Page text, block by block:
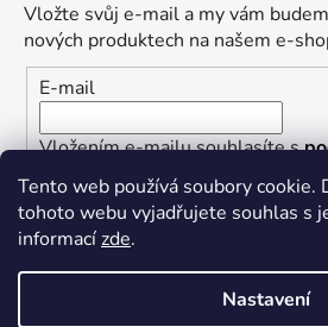
Tento web používá soubory cookie.
tohoto webu vyjadřujete souhlas s
informacízde.
Nastavení
Vložte svůj e-mail a my vám
nových produktech na našem e-
E-mail
Vložením e-mailu souhlasíte s
osobních údajů
PŘIHLÁSIT SE